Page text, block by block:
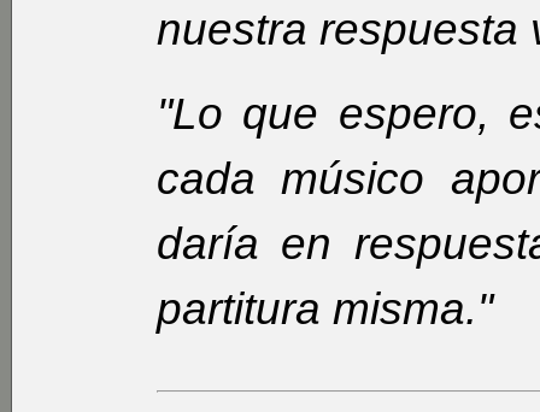
nuestra respuesta
"Lo que espero,
cada músico
daría en
partitura misma."